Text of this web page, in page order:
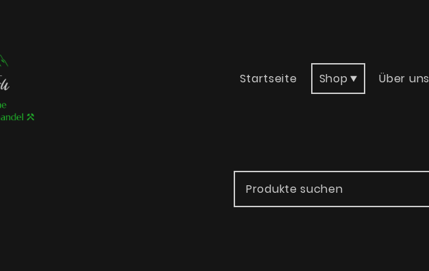
Startseite Shop Über uns